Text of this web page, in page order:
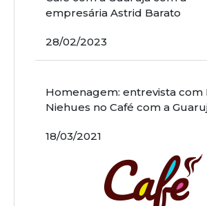
empresária Astrid Barato
28/02/2023
Homenagem: entrevista com
Niehues no Café com a
18/03/2021